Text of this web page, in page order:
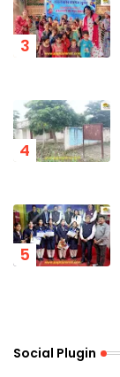
Social Plugin